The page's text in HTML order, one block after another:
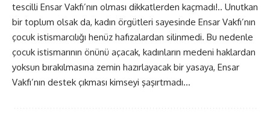
tescilli Ensar Vakfı’nın olması dikkatlerden kaçmadı!.. Unutkan
bir toplum olsak da, kadın örgütleri sayesinde Ensar Vakfı’nın
çocuk istismarcılığı henüz hafızalardan silinmedi. Bu nedenle
çocuk istismarının önünü açacak, kadınların medeni haklardan
yoksun bırakılmasına zemin hazırlayacak bir yasaya, Ensar
Vakfı’nın destek çıkması kimseyi şaşırtmadı…